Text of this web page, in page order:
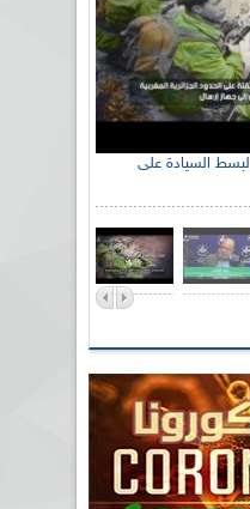
الإذاعة الجزائرية تحي الذكرى 59 لبسط السيادة على